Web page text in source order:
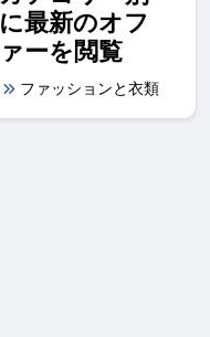
に最新のオフ
ァーを閲覧
ファッションと衣類